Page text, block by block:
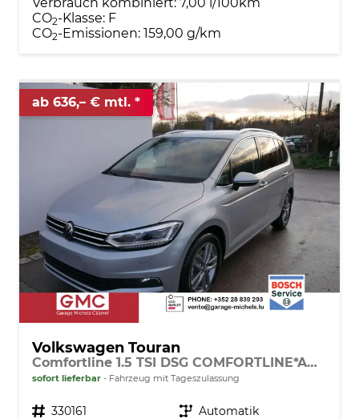
CO2-Klasse: F
CO2-Emissionen: 159,00 g/km
ab 636,– € mtl.
Volkswagen Touran
Comfortline 1.5 TSI DSG COMFORTLINE*AHK*ACC*LED*PDC*KAMERA*NAVI*SHZ* 7-SITZER 17-ZOLL
sofort lieferbar Fahrzeug mit Tageszulassung
Fahrzeugnr. 330161 Getriebe Automatik